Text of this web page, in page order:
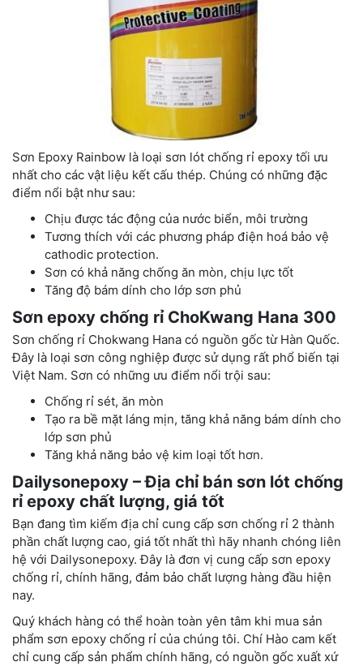
Sơn Epoxy Rainbow là loại sơn lót chống rỉ epoxy tối ưu
nhất cho các vật liệu kết cấu thép. Chúng có những đặc
điểm nổi bật như sau:
Chịu được tác động của nước biển, môi trường
Tương thích với các phương pháp điện hoá bảo vệ
cathodic protection.
Sơn có khả năng chống ăn mòn, chịu lực tốt
Tăng độ bám dính cho lớp sơn phủ
Sơn epoxy chống rỉ ChoKwang Hana 300
Sơn chống rỉ Chokwang Hana có nguồn gốc từ Hàn Quốc.
Đây là loại sơn công nghiệp được sử dụng rất phổ biến tại
Việt Nam. Sơn có những ưu điểm nổi trội sau:
Chống rỉ sét, ăn mòn
Tạo ra bề mặt láng mịn, tăng khả năng bám dính cho
lớp sơn phủ
Tăng khả năng bảo vệ kim loại tốt hơn.
Dailysonepoxy – Địa chỉ bán sơn lót chống
rỉ epoxy chất lượng, giá tốt
Bạn đang tìm kiếm địa chỉ cung cấp sơn chống rỉ 2 thành
phần chất lượng cao, giá tốt nhất thì hãy nhanh chóng liên
hệ với Dailysonepoxy. Đây là đơn vị cung cấp sơn epoxy
chống rỉ, chính hãng, đảm bảo chất lượng hàng đầu hiện
nay.
Quý khách hàng có thể hoàn toàn yên tâm khi mua sản
phẩm sơn epoxy chống rỉ của chúng tôi. Chí Hào cam kết
chỉ cung cấp sản phẩm chính hãng, có nguồn gốc xuất xứ